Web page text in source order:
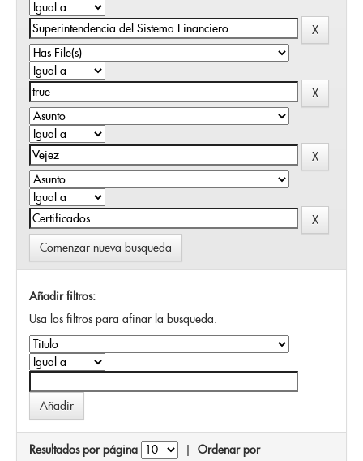
Comenzar nueva busqueda
Añadir filtros:
Usa los filtros para afinar la busqueda.
Resultados por página | Ordenar por